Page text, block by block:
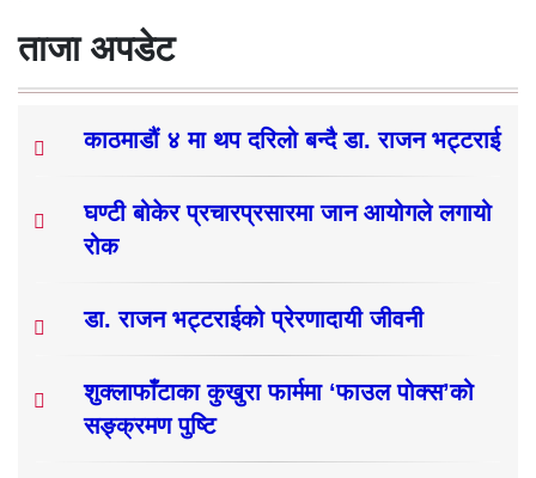
ताजा अपडेट
काठमाडौं ४ मा थप दरिलो बन्दै डा. राजन भट्टराई
घण्टी बोकेर प्रचारप्रसारमा जान आयोगले लगायो
रोक
डा. राजन भट्टराईको प्रेरणादायी जीवनी
शुक्लाफाँटाका कुखुरा फार्ममा ‘फाउल पोक्स’को
सङ्क्रमण पुष्टि